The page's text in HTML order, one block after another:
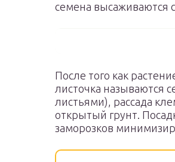
семена высаживаются
После того как
листочка называются
листьями), рассада
открытый грунт.
заморозков